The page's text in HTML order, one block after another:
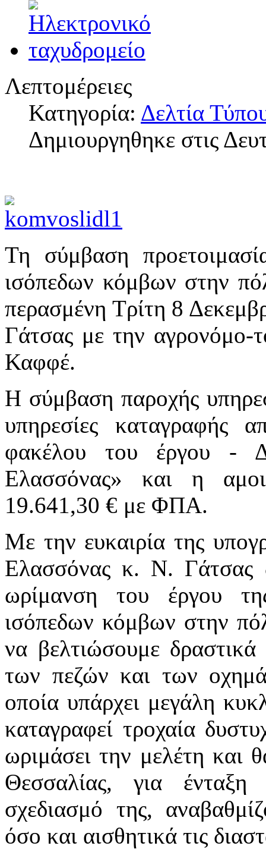
Λεπτομέρειες
Κατηγορία: Δελτία
Δημιουργηθηκε στις
Τη σύμβαση
ισόπεδων κόμβων στην
περασμένη Τρίτη 8
Γάτσας με την
Καφφέ.
Η σύμβαση παροχής
υπηρεσίες καταγραφής
φακέλου του έργου -
Ελασσόνας» και η
19.641,30 € με ΦΠΑ.
Με την ευκαιρία της
Ελασσόνας κ. Ν. Γάτσας
ωρίμανση του έργου
ισόπεδων κόμβων στην
να βελτιώσουμε
των πεζών και των
οποία υπάρχει μεγάλη
καταγραφεί τροχαία
ωριμάσει την μελέτη και
Θεσσαλίας, για ένταξη
σχεδιασμό της,
όσο και αισθητικά τις